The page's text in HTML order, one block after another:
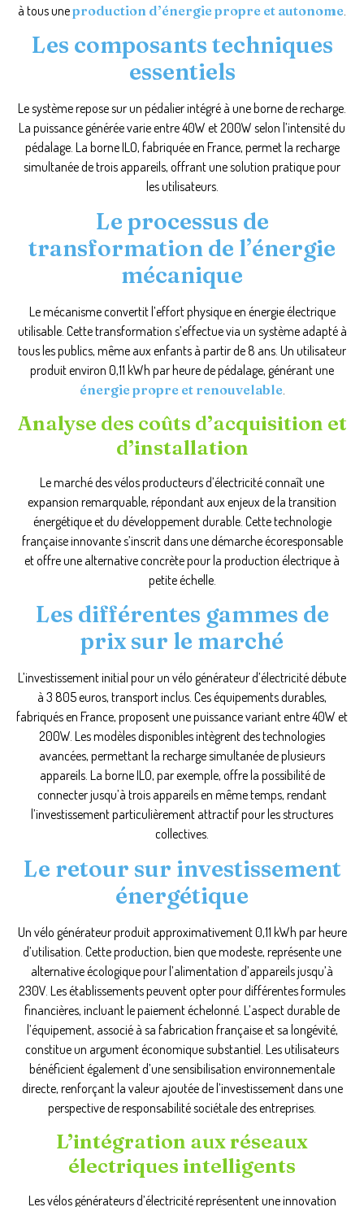
à tous uneproduction d’énergie propre et autonome
Les composants techniques
essentiels
Le système repose sur un pédalier intégré à une borne de recharge.
La puissance générée varie entre 40W et 200W selon l’intensité du
pédalage. La borne ILO, fabriquée en France, permet la recharge
simultanée de trois appareils, offrant une solution pratique pour
les utilisateurs.
Le processus de
transformation de l’énergie
mécanique
Le mécanisme convertit l’effort physique en énergie électrique
utilisable. Cette transformation s’effectue via un système adapté à
tous les publics, même aux enfants à partir de 8 ans. Un utilisateur
produit environ 0,11 kWh par heure de pédalage, générant une
énergie propre et renouvelable
Analyse des coûts d’acquisition et
d’installation
Le marché des vélos producteurs d’électricité connaît une
expansion remarquable, répondant aux enjeux de la transition
énergétique et du développement durable. Cette technologie
française innovante s’inscrit dans une démarche écoresponsable
et offre une alternative concrète pour la production électrique à
petite échelle.
Les différentes gammes de
prix sur le marché
L’investissement initial pour un vélo générateur d’électricité débute
à 3 805 euros, transport inclus. Ces équipements durables,
fabriqués en France, proposent une puissance variant entre 40W et
200W. Les modèles disponibles intègrent des technologies
avancées, permettant la recharge simultanée de plusieurs
appareils. La borne ILO, par exemple, offre la possibilité de
connecter jusqu’à trois appareils en même temps, rendant
l’investissement particulièrement attractif pour les structures
collectives.
Le retour sur investissement
énergétique
Un vélo générateur produit approximativement 0,11 kWh par heure
d’utilisation. Cette production, bien que modeste, représente une
alternative écologique pour l’alimentation d’appareils jusqu’à
230V. Les établissements peuvent opter pour différentes formules
financières, incluant le paiement échelonné. L’aspect durable de
l’équipement, associé à sa fabrication française et sa longévité,
constitue un argument économique substantiel. Les utilisateurs
bénéficient également d’une sensibilisation environnementale
directe, renforçant la valeur ajoutée de l’investissement dans une
perspective de responsabilité sociétale des entreprises.
L’intégration aux réseaux
électriques intelligents
Les vélos générateurs d’électricité représentent une innovation